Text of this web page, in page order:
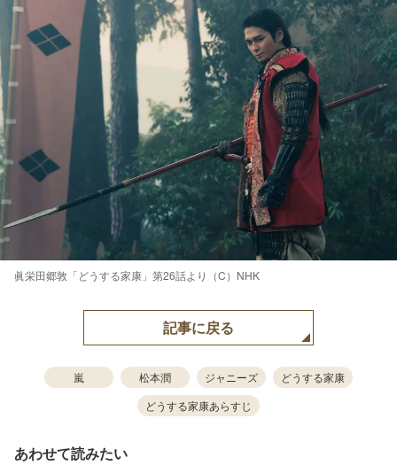
眞栄田郷敦「どうする家康」第26話より（C）NHK
記事に戻る
嵐 松本潤 ジャニーズ
どうする家康
どうする家康あらすじ
あわせて読みたい